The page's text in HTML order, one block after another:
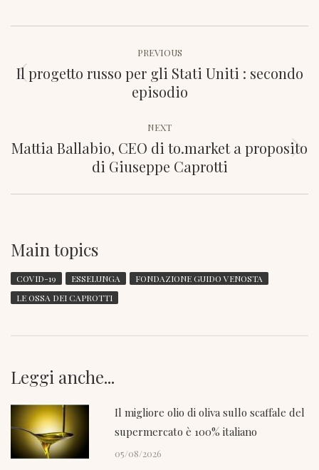
navigation
PREVIOUS
Previous
post:
Il progetto russo per gli Stati Uniti : secondo
episodio
NEXT
Next
post:
Mattia Ballabio, CEO di to.market a proposito
di Giuseppe Caprotti
Main topics
COVID-19 ESSELUNGA
FONDAZIONE GUIDO VENOSTA
LE OSSA DEI CAPROTTI
Leggi anche...
Il migliore olio di oliva sullo scaffale del
supermercato è 100% italiano
05/08/2026